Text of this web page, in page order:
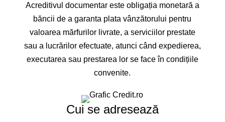
Acreditivul documentar este obligația monetară a
băncii de a garanta plata vânzătorului pentru
valoarea mărfurilor livrate, a serviciilor prestate
sau a lucrărilor efectuate, atunci când expedierea,
executarea sau prestarea lor se face în condițiile
convenite.
Cui se adresează